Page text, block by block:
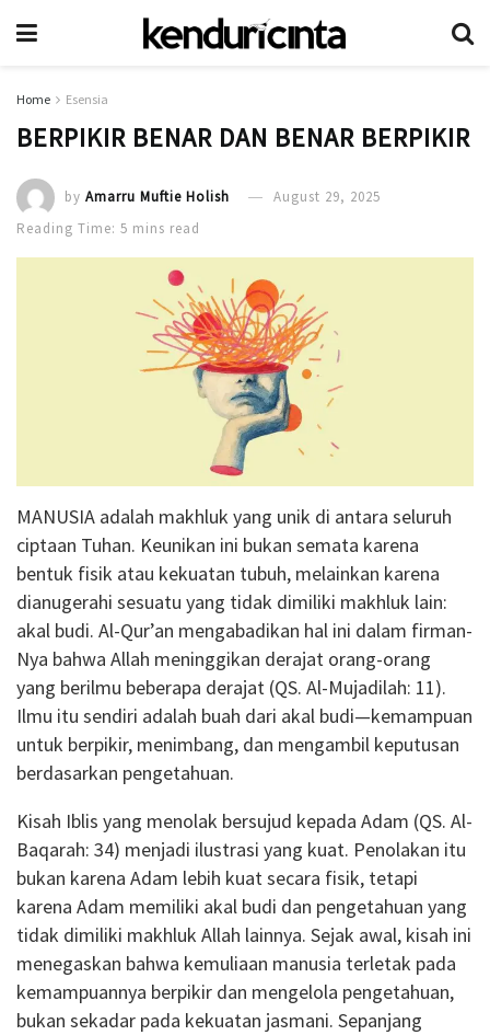
Home Esensia
BERPIKIR BENAR DAN BENAR BERPIKIR
by Amarru Muftie Holish
August 29, 2025
Reading Time: 5 mins read
MANUSIA adalah makhluk yang unik di antara seluruh
ciptaan Tuhan. Keunikan ini bukan semata karena
bentuk fisik atau kekuatan tubuh, melainkan karena
dianugerahi sesuatu yang tidak dimiliki makhluk lain:
akal budi. Al-Qur’an mengabadikan hal ini dalam firman-
Nya bahwa Allah meninggikan derajat orang-orang
yang berilmu beberapa derajat (QS. Al-Mujadilah: 11).
Ilmu itu sendiri adalah buah dari akal budi—kemampuan
untuk berpikir, menimbang, dan mengambil keputusan
berdasarkan pengetahuan.
Kisah Iblis yang menolak bersujud kepada Adam (QS. Al-
Baqarah: 34) menjadi ilustrasi yang kuat. Penolakan itu
bukan karena Adam lebih kuat secara fisik, tetapi
karena Adam memiliki akal budi dan pengetahuan yang
tidak dimiliki makhluk Allah lainnya. Sejak awal, kisah ini
menegaskan bahwa kemuliaan manusia terletak pada
kemampuannya berpikir dan mengelola pengetahuan,
bukan sekadar pada kekuatan jasmani. Sepanjang